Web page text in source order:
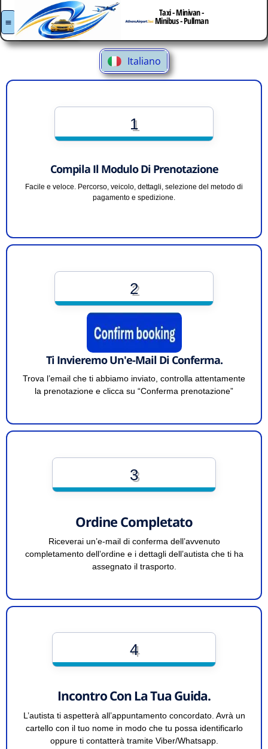
Taxi - Minivan -
Minibus - Pullman
Prenota Il Tuo
Trasferimento
Italiano
Español
Deutsch
Ελληνικά
1
Compila Il Modulo Di Prenotazione
Facile e veloce. Percorso, veicolo, dettagli, selezione del metodo di
pagamento e spedizione.
2
Ti Invieremo Un'e-Mail Di Conferma.
Trova l’email che ti abbiamo inviato, controlla attentamente
la prenotazione e clicca su “Conferma prenotazione”
3
Ordine Completato
Riceverai un’e-mail di conferma dell’avvenuto
completamento dell’ordine e i dettagli dell’autista che ti ha
assegnato il trasporto.
4
Incontro Con La Tua Guida.
L’autista ti aspetterà all’appuntamento concordato. Avrà un
cartello con il tuo nome in modo che tu possa identificarlo
oppure ti contatterà tramite Viber/Whatsapp.